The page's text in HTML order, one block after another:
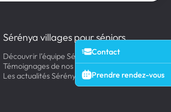
Contact
Prendre rendez-vous
Sérénya villages pour séniors
Découvrir l’équipe Sérénya
Témoignages de nos résidents
Les actualités Sérénya